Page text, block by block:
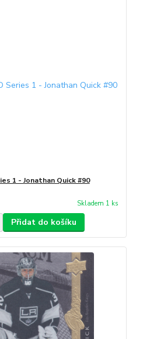
1 - Jonathan Quick #90
Skladem 1 ks
Přidat do košíku